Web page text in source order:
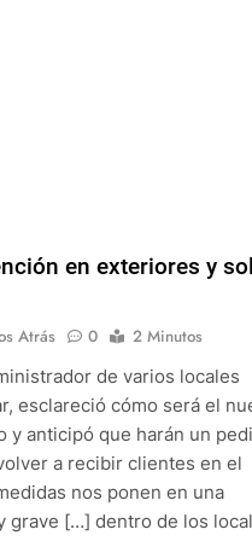
en exteriores y
Atrás 0
2 Minutos
de varios locales
esclareció cómo será el
y anticipó que harán un
a recibir clientes en el
nos ponen en una
grave […] dentro de los